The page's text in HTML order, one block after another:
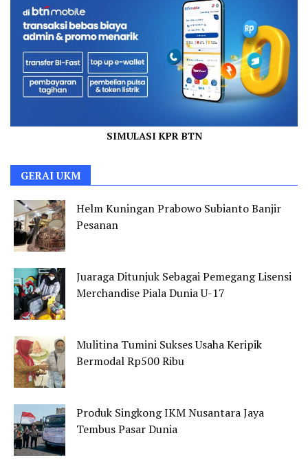
SIMULASI KPR BTN
GERAI UKM
Helm Kuningan Prabowo Subianto Banjir
Pesanan
Juaraga Ditunjuk Sebagai Pemegang Lisensi
Merchandise Piala Dunia U-17
Mulitina Tumini Sukses Usaha Keripik
Bermodal Rp500 Ribu
Produk Singkong IKM Nusantara Jaya
Tembus Pasar Dunia